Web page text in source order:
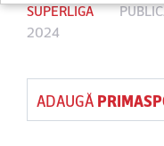
SUPERLIGA
2024
ADAUGĂ